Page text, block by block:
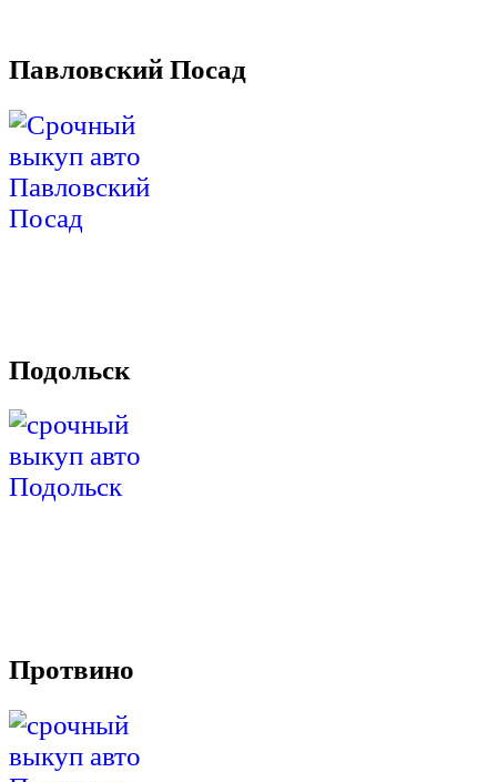
Павловский Посад
Подольск
Протвино